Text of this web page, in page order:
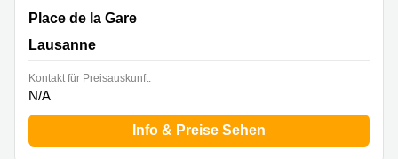
Place de la Gare 12, Lausanne
Place de la Gare
Lausanne
Kontakt für Preisauskunft:
N/A
Info & Preise Sehen